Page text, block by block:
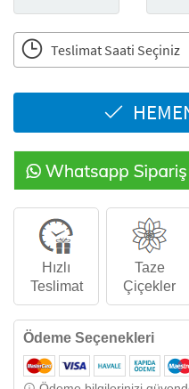
Teslimat Saati Seçiniz
Hızlı
Teslimat
Taze
Çiçekler
Ödeme Seçenekleri